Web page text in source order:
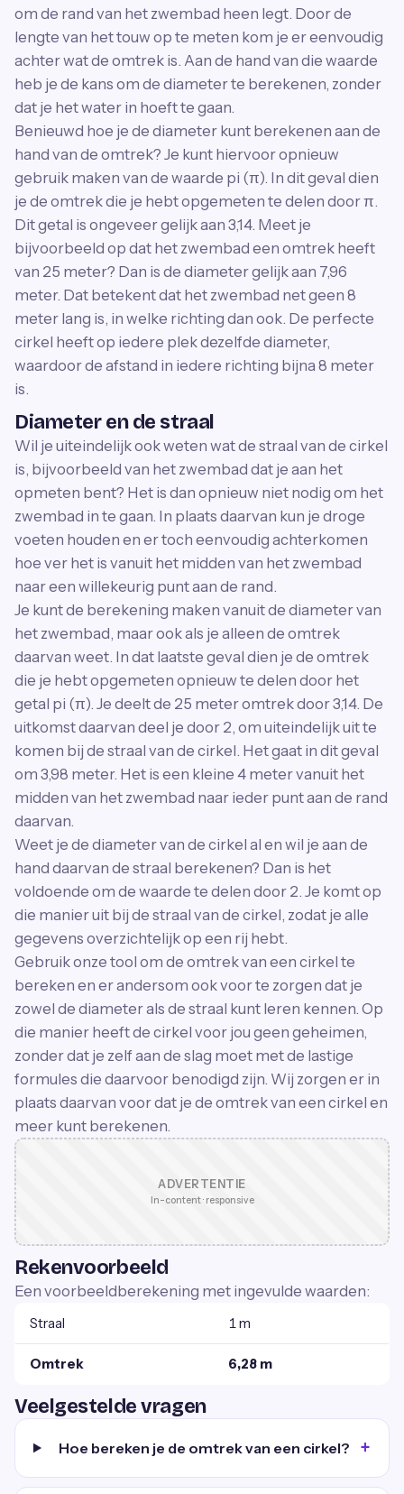
om de rand van het zwembad heen legt. Door de
lengte van het touw op te meten kom je er eenvoudig
achter wat de omtrek is. Aan de hand van die waarde
heb je de kans om de diameter te berekenen, zonder
dat je het water in hoeft te gaan.
Benieuwd hoe je de diameter kunt berekenen aan de
hand van de omtrek? Je kunt hiervoor opnieuw
gebruik maken van de waarde pi (π). In dit geval dien
je de omtrek die je hebt opgemeten te delen door π.
Dit getal is ongeveer gelijk aan 3,14. Meet je
bijvoorbeeld op dat het zwembad een omtrek heeft
van 25 meter? Dan is de diameter gelijk aan 7,96
meter. Dat betekent dat het zwembad net geen 8
meter lang is, in welke richting dan ook. De perfecte
cirkel heeft op iedere plek dezelfde diameter,
waardoor de afstand in iedere richting bijna 8 meter
is.
Diameter en de straal
Wil je uiteindelijk ook weten wat de straal van de cirkel
is, bijvoorbeeld van het zwembad dat je aan het
opmeten bent? Het is dan opnieuw niet nodig om het
zwembad in te gaan. In plaats daarvan kun je droge
voeten houden en er toch eenvoudig achterkomen
hoe ver het is vanuit het midden van het zwembad
naar een willekeurig punt aan de rand.
Je kunt de berekening maken vanuit de diameter van
het zwembad, maar ook als je alleen de omtrek
daarvan weet. In dat laatste geval dien je de omtrek
die je hebt opgemeten opnieuw te delen door het
getal pi (π). Je deelt de 25 meter omtrek door 3,14. De
uitkomst daarvan deel je door 2, om uiteindelijk uit te
komen bij de straal van de cirkel. Het gaat in dit geval
om 3,98 meter. Het is een kleine 4 meter vanuit het
midden van het zwembad naar ieder punt aan de rand
daarvan.
Weet je de diameter van de cirkel al en wil je aan de
hand daarvan de straal berekenen? Dan is het
voldoende om de waarde te delen door 2. Je komt op
die manier uit bij de straal van de cirkel, zodat je alle
gegevens overzichtelijk op een rij hebt.
Gebruik onze tool om de omtrek van een cirkel te
bereken en er andersom ook voor te zorgen dat je
zowel de diameter als de straal kunt leren kennen. Op
die manier heeft de cirkel voor jou geen geheimen,
zonder dat je zelf aan de slag moet met de lastige
formules die daarvoor benodigd zijn. Wij zorgen er in
plaats daarvan voor dat je de omtrek van een cirkel en
meer kunt berekenen.
ADVERTENTIE
In-content · responsive
Rekenvoorbeeld
Een voorbeeldberekening met ingevulde waarden:
Straal 1 m
Omtrek 6,28 m
Veelgestelde vragen
Hoe bereken je de omtrek van een cirkel?